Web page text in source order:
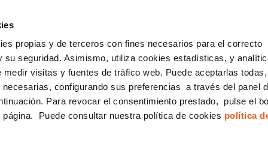
propias y de terceros con fines necesarios para el correcto
su seguridad. Asimismo, utiliza cookies estadísticas, y
medir visitas y fuentes de tráfico web. Puede aceptarlas
configurando sus preferencias a través del panel
Para revocar el consentimiento prestado, pulse el
página. Puede consultar nuestra política de cookies política
IGUALDAD CONSULTORÍA ECOMMERCE LSSI CANAL DENUNCIAS